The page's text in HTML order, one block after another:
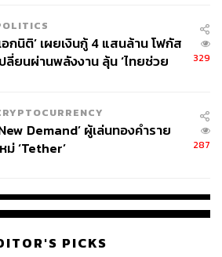
อกนิติ’ เผยเงินกู้ 4 แสนล้าน โฟกัส
ลี่ยนผ่านพลังงาน ลุ้น ‘ไทยช่วย
329
Demand’ ผู้เล่นทองคำราย
ม่ ‘Tether’
287
PICKS